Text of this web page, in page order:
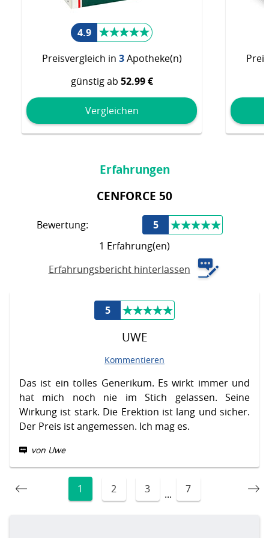
4.9
Preisvergleich in 3Apotheke(n)
günstig ab 52.99 €
Vergleichen
Erfahrungen
CENFORCE 50
Bewertung:
5
1 Erfahrung(en)
Erfahrungsbericht hinterlassen
5
UWE
Kommentieren
Das ist ein tolles Generikum. Es wirkt immer und
hat mich noch nie im Stich gelassen. Seine
Wirkung ist stark. Die Erektion ist lang und sicher.
Der Preis ist angemessen. Ich mag es.
von Uwe
1 2 3 ... 7